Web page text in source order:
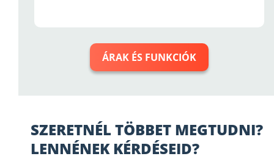
ÁRAK ÉS FUNKCIÓK
SZERETNÉL TÖBBET MEGTUDNI?
LENNÉNEK KÉRDÉSEID?